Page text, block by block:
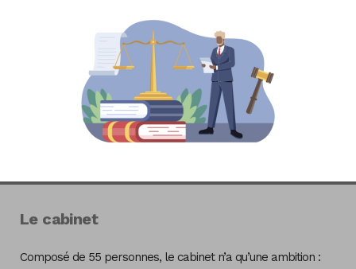
Le cabinet
Composé de 55 personnes, le cabinet n’a qu’une ambition :